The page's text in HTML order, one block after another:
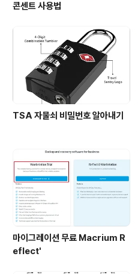
콘센트 사용법
TSA 자물쇠 비밀번호 알아내기
마이그레이션 무료 Macrium R
eflect'